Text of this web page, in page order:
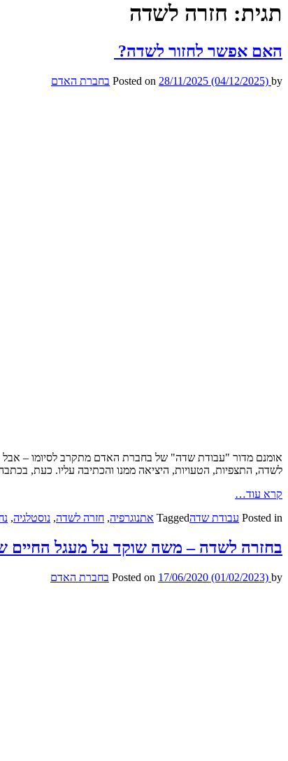
תגית: חזרה לשדה
האם אפשר לחזור לשדה?
Posted on 28/11/2025 (04/12/2025) by בחברת האדם
אומנם מדור "עבודת שדה" של בחברת האדם מתקרב לסיומו – אבל
לשדה, התצפיות, הטעויות, היציאה ממנו והכתיבה עליו. כעת,
קרא עוד…
Posted in עבודת שדהTagged אתנוגרפיה, חזרה לשדה, נוסטלגיה,
בחזרה לשדה – משה שוקד על מעגל החיים
Posted on 17/06/2020 (01/02/2023) by בחברת האדם